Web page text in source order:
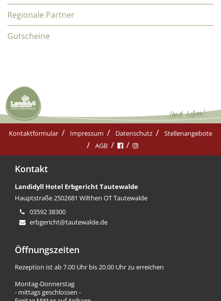
Regionale Partner
Gutscheine
Kontaktformular Impressum Datenschutz
Stellenangebote
AGB
Kontakt
Landidyll Hotel Erbgericht Tautewalde
Hauptstraße 2502681 Wilthen OT Tautewalde
03592 38300
erbgericht@tautewalde.de
Öffnungszeiten
Rezeption ist ab 7.00 Uhr bis 20.00 Uhr zu erreichen
Montag-Donnerstag
- mittags geschlossen -